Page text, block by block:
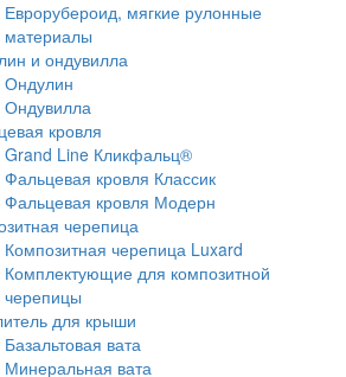
Еврорубероид, мягкие рулонные
материалы
и ондувилла
Ондулин
Ондувилла
кровля
Grand Line Кликфальц®
Фальцевая кровля Классик
Фальцевая кровля Модерн
черепица
Композитная черепица Luxard
Комплектующие для композитной
черепицы
для крыши
Базальтовая вата
Минеральная вата